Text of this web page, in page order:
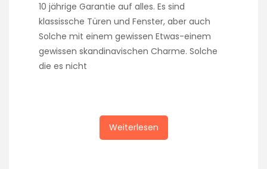
10 jährige Garantie auf alles. Es sind
klassissche Türen und Fenster, aber auch
Solche mit einem gewissen Etwas-einem
gewissen skandinavischen Charme. Solche
die es nicht
Weiterlesen